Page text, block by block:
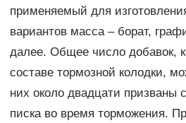
применяемый для
вариантов масса – борат,
далее. Общее число добавок,
составе тормозной колодки,
них около двадцати призваны
писка во время торможения.